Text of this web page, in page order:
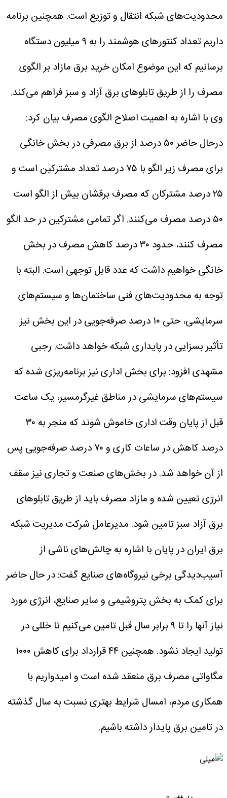
محدودیت‌های شبکه انتقال و توزیع است. همچنین برنامه
داریم تعداد کنتور‌های هوشمند را به ۹ میلیون دستگاه
برسانیم که این موضوع امکان خرید برق مازاد بر الگوی
مصرف را از طریق تابلو‌های برق آزاد و سبز فراهم می‌کند.
وی با اشاره به اهمیت اصلاح الگوی مصرف بیان کرد:
درحال حاضر ۵۰ درصد از برق مصرفی در بخش خانگی
برای مصرف زیر الگو با ۷۵ درصد تعداد مشترکین است و
۲۵ درصد مشترکان که مصرف برقشان بیش از الگو است
۵۰ درصد مصرف می‌کنند. اگر تمامی مشترکین در حد الگو
مصرف کنند، حدود ۳۰ درصد کاهش مصرف در بخش
خانگی خواهیم داشت که عدد قابل توجهی است. البته با
توجه به محدودیت‌های فنی ساختمان‌ها و سیستم‌های
سرمایشی، حتی ۱۰ درصد صرفه‌جویی در این بخش نیز
تأثیر بسزایی در پایداری شبکه خواهد داشت. رجبی
مشهدی افزود: برای بخش اداری نیز برنامه‌ریزی شده که
سیستم‌های سرمایشی در مناطق غیرگرمسیر، یک ساعت
قبل از پایان وقت اداری خاموش شوند که منجر به ۳۰
درصد کاهش در ساعات کاری و ۷۰ درصد صرفه‌جویی پس
از آن خواهد شد. در بخش‌های صنعت و تجاری نیز سقف
انرژی تعیین شده و مازاد مصرف باید از طریق تابلو‌های
برق آزاد سبز تامین شود. مدیرعامل شرکت مدیریت شبکه
برق ایران در پایان با اشاره به چالش‌های ناشی از
آسیب‌دیدگی برخی نیروگاه‌های صنایع گفت: در حال حاضر
برای کمک به بخش پتروشیمی و سایر صنایع، انرژی مورد
نیاز آنها را تا ۹ برابر سال قبل تامین می‌کنیم تا خللی در
تولید ایجاد نشود. همچنین ۴۴ قرارداد برای کاهش ۱۰۰۰
مگاواتی مصرف برق منعقد شده است و امیدواریم با
همکاری مردم، امسال شرایط بهتری نسبت به سال گذشته
در تامین برق پایدار داشته باشیم.